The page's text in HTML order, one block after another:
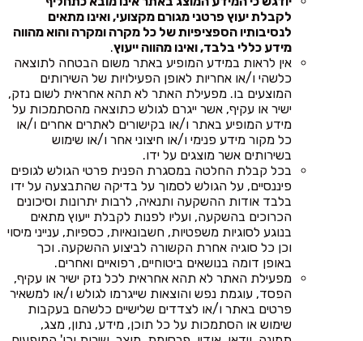
לקבלת יעוץ פרטני מגורם מקצועי, ואינו מתאים
לנסיבותיו הספציפיות של כל מקרה ומקרה והוא מהווה
מידע כללי בלבד, ואינו מהווה ייעוץ.
אין לראות במידע המופיע באתר משום הבטחה לתוצאה
כלשהי ו/או אחריות לאופן הפעילויות של השירותים
המוצעים בו. מפעילת האתר לא תהא אחראית לשום נזק,
ישיר או עקיף, אשר ייגרם לגולש כתוצאה מהסתמכות על
מידע המופיע באתר ו/או בקישורים לאתרים אחרים ו/או
כל מקור מידע פנימי ו/או חיצוני אחר ו/או שימוש
בשירותים אשר מוצגים על ידו.
בכל קבלת החלטה במסגרת הפנית פרטי הגולש לגופים
פיננסיים, על הגולש לסמוך על בדיקה שהתבצעה על ידו
בלבד אודות ההשקעה ותנאיה, לרבות יתרונות וסיכונים
הכרוכים בהשקעה, ועליו לפנות לקבלת ייעוץ מתאים
בנוגע לסוגיות משפטיות, חשבונאיות, כספיות, ענייני מיסוי
וכן כל סוגיה אחרת הקשורה לביצוע ההשקעה. וכך
באופן דומה בנושאים ביטוחיים, רפואיים ואחרים.
מפעילת האתר לא תהא אחראית לכל נזק ישיר או עקיף,
הפסד, עוגמת נפש והוצאות שייגרמו לגולש ו/או למשאיר
פרטים באתר ו/או לצדדים שלישיים כלשהם בעקבות
שימוש או הסתמכות על כל תוכן, מידע, נתון, מצג,